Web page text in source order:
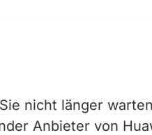
nicht länger
Anbieter von